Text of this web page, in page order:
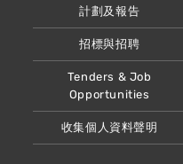
計劃及報告
招標與招聘
Tenders & Job
Opportunities
收集個人資料聲明